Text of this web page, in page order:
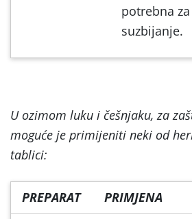
potrebna za
suzbijanje.
U ozimom luku i češnjaku, za
moguće je primijeniti neki od
tablici:
PREPARAT PRIMJENA